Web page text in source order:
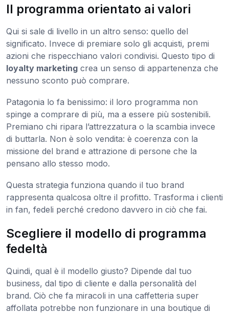
Il programma orientato ai valori
Qui si sale di livello in un altro senso: quello del
significato. Invece di premiare solo gli acquisti, premi
azioni che rispecchiano valori condivisi. Questo tipo di
loyalty marketing crea un senso di appartenenza che
nessuno sconto può comprare.
Patagonia lo fa benissimo: il loro programma non
spinge a comprare di più, ma a essere più sostenibili.
Premiano chi ripara l’attrezzatura o la scambia invece
di buttarla. Non è solo vendita: è coerenza con la
missione del brand e attrazione di persone che la
pensano allo stesso modo.
Questa strategia funziona quando il tuo brand
rappresenta qualcosa oltre il profitto. Trasforma i clienti
in fan, fedeli perché credono davvero in ciò che fai.
Scegliere il modello di programma
fedeltà
Quindi, qual è il modello giusto? Dipende dal tuo
business, dal tipo di cliente e dalla personalità del
brand. Ciò che fa miracoli in una caffetteria super
affollata potrebbe non funzionare in una boutique di